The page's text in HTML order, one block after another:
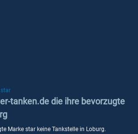
star
tanken.de die ihre bevorzugte
Marke star keine Tankstelle in Loburg.